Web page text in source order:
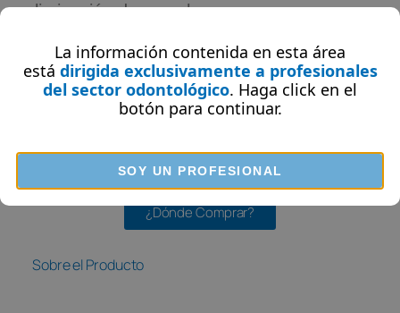
eliminación de manchas y capas gruesas
y fresca.
Crea un alto brillo a la apariencia general y
¿Dónde Comprar?
Sobre el Producto
La información contenida en esta área
está dirigida exclusivamente a profesionales
del sector odontológico. Haga click en el
botón para continuar.
SOY UN PROFESIONAL